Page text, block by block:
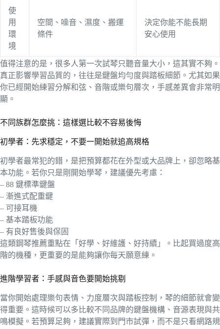
使
用
環
境
空間、噪音、濕度、搬運
條件
決定你能不能長期
安心使用
值得注意的是，很多人第一次試琴只聽音量大小，這其實不夠。
真正影響學習品質的，往往是鍵盤均勻度與踏板細節。尤其如果
你已經開始練習分解和弦、音階或樂句層次，手感差異會非常明
顯。
不同族群怎麼挑：這樣選比較不容易後悔
初學者：先求穩定，不要一開始就追高規格
初學者最常犯的錯，是把預算都花在外型或大品牌上，卻忽略基
本功能。若你只是剛開始學琴，建議優先考慮：
– 88 鍵標準鍵盤
– 漸進式配重鍵
– 可接耳機
– 基本踏板功能
– 有良好售後與保固
這類鋼琴推薦重點在「好學、好維護、好持續」。比起買過度高
階的機種，更重要的是能夠讓你每天願意練。
進階學習者：手感與音色要開始挑剔
當你開始處理樂句表情、力度層次與踏板控制，琴的細節就會變
得重要。這時候可以多比較不同品牌的鍵盤機構、音源表現與共
鳴模擬。若預算足夠，建議實際到門市試彈，而不是只看網路規